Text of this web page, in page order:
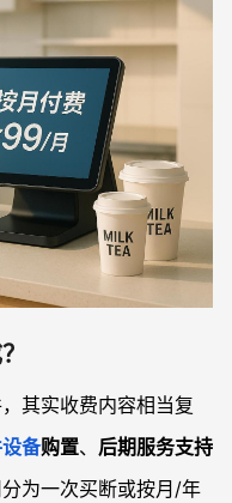
其实收费内容相当复
备购置、 后期服务支持
为一次买断或按月/年